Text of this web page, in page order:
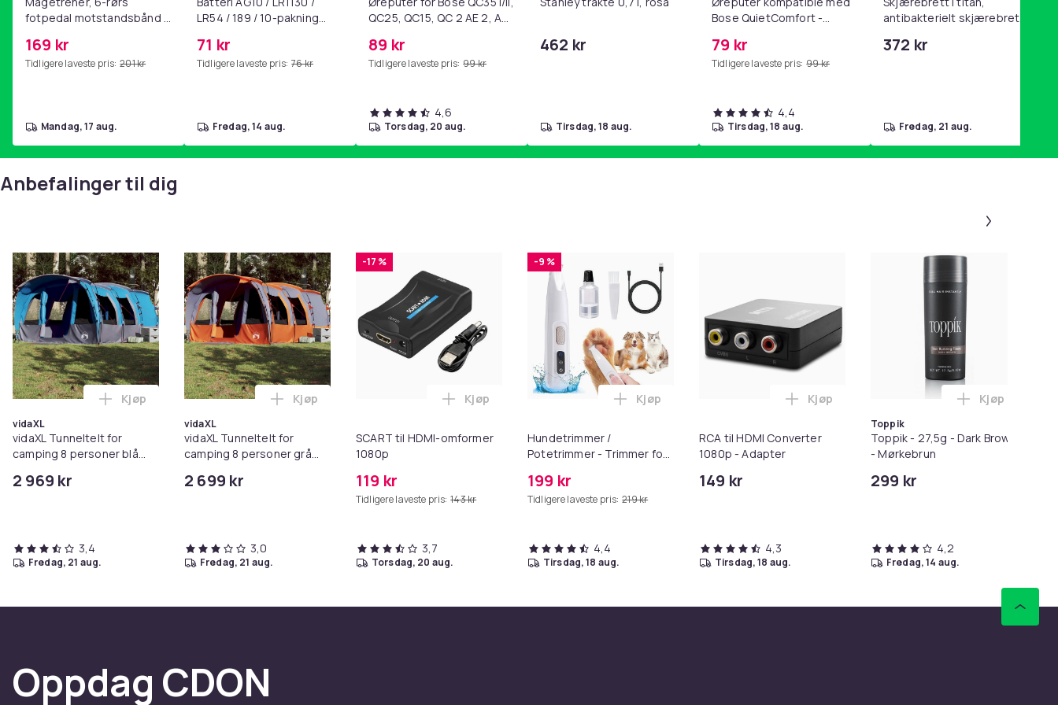
SKU:94589
EAN:8721012446267
Advarsel Hold alle flammer og varmekilder unna dette produktstoffet. Produktet er ikke egnet for
EU-ansvarlig part
Haba Trading B.V.
Mary Kingsleystraat 1 5928SK Venlo The Netherlands
[email protected]
Artikkel nr.
d044973b-8660-4b68-8e07-50ef84a37104
Produktsikkerhetsinformasjon
fotpedal motstandsbånd -
yoga og
hjemmegymnastikk Pink
169 kr
Tidligere laveste pris: 201 kr
mandag, 17 aug.
LR54 / 189 / 10-pakning
71 kr
Tidligere laveste pris: 76 kr
fredag, 14 aug.
QC25, QC15, QC 2 AE 2, AE
SoundLink Black
89 kr
Tidligere laveste pris: 99 kr
4,6
torsdag, 20 aug.
462 kr
tirsdag, 18 aug.
Bose QuietComfort -
Grå
79 kr
Tidligere laveste pris: 99 kr
4,4
tirsdag, 18 aug.
antibakterielt skjærebrett,
BPA-fri (2 stk.)
372 kr
fredag, 21 aug.
Anbefalinger til dig
vidaXL
vidaXL Tunneltelt for
camping 8 personer blå
2 969 kr
Legg vidaXL Tunneltelt for camping 8 personer blå vanntett i handlekurven
Kjøp
3,4
fredag, 21 aug.
vidaXL
vidaXL Tunneltelt for
camping 8 personer grå
2 699 kr
Legg vidaXL Tunneltelt for camping 8 personer grå vanntett i handlekurven
Kjøp
3,0
fredag, 21 aug.
-17 %
SCART til HDMI-omformer
1080p
119 kr
Tidligere laveste pris: 143 kr
Legg SCART til HDMI-omformer 1080p i handlekurven
Kjøp
3,7
torsdag, 20 aug.
-9 %
Hundetrimmer /
Potetrimmer - Trimmer for
199 kr
Tidligere laveste pris: 219 kr
Legg Hundetrimmer / Potetrimmer - Trimmer for Poter i handlekurven
Kjøp
4,4
tirsdag, 18 aug.
RCA til HDMI Converter
1080p - Adapter
149 kr
Legg RCA til HDMI Converter 1080p -
Kjøp
4,3
tirsdag, 18 aug.
Toppik
Toppik - 27,5g - Dark Brown
- Mørkebrun
299 kr
Legg Toppik
Kjøp
4,2
fredag, 14 aug.
Oppdag CDON